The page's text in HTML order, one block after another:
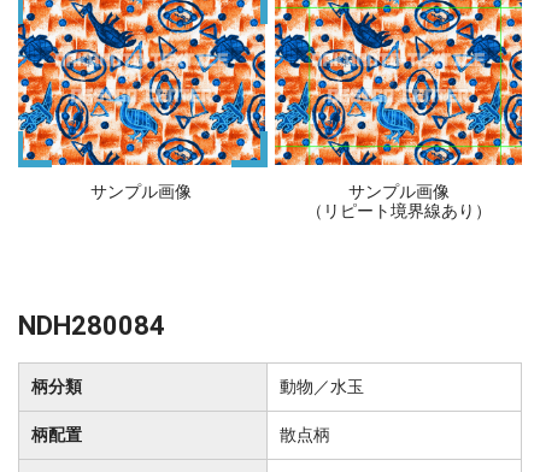
サンプル画像
サンプル画像
（リピート境界線あり）
NDH280084
柄分類 動物／水玉
柄配置 散点柄